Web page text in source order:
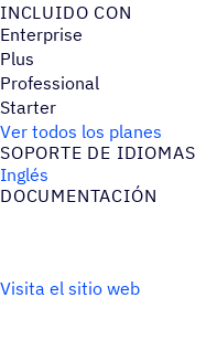
INCLUIDO CON
Enterprise
Plus
Professional
Starter
Ver todos los planes
SOPORTE DE IDIOMAS
Inglés
DOCU­MEN­TA­CIÓN
Visita el sitio web